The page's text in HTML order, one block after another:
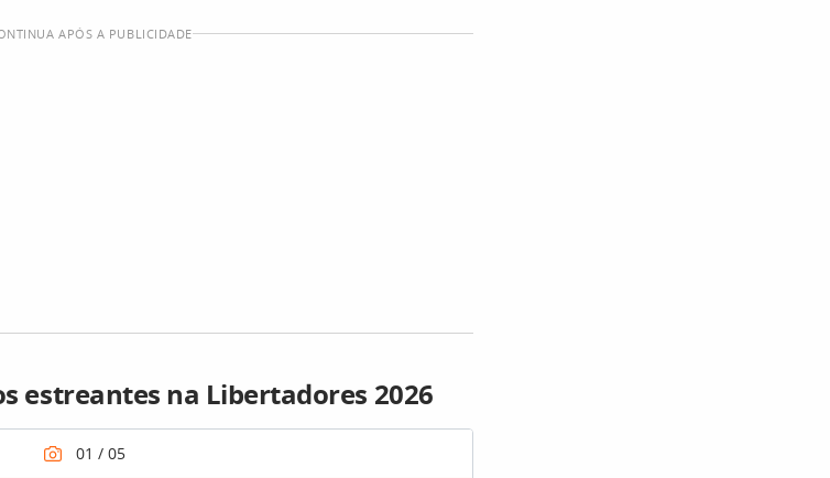
APÓS A PUBLICIDADE
estreantes na Libertadores 2026